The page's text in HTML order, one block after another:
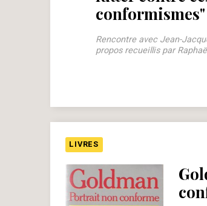
conformismes"
Rencontre avec Jean-
propos recueillis par
LIVRES